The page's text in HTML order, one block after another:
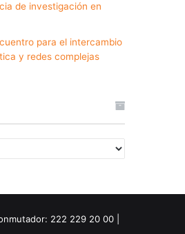
de investigación en
para el intercambio
y redes complejas
222 229 20 00 |